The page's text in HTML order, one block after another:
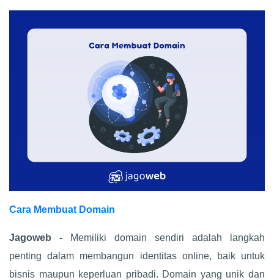
Cara Membuat Domain
Jagoweb - Memiliki domain sendiri adalah langkah
penting dalam membangun identitas online, baik untuk
bisnis maupun keperluan pribadi. Domain yang unik dan